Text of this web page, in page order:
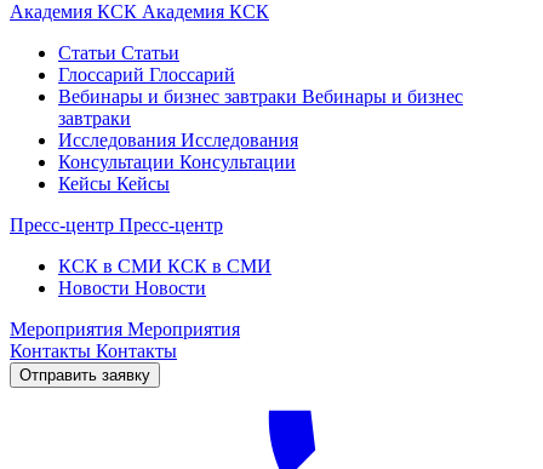
Академия КСК Академия КСК
Статьи Статьи
Глоссарий Глоссарий
Вебинары и бизнес завтраки Вебинары и бизнес
завтраки
Исследования Исследования
Консультации Консультации
Кейсы Кейсы
Пресс-центр Пресс-центр
КСК в СМИ КСК в СМИ
Новости Новости
Мероприятия Мероприятия
Контакты Контакты
Отправить заявку